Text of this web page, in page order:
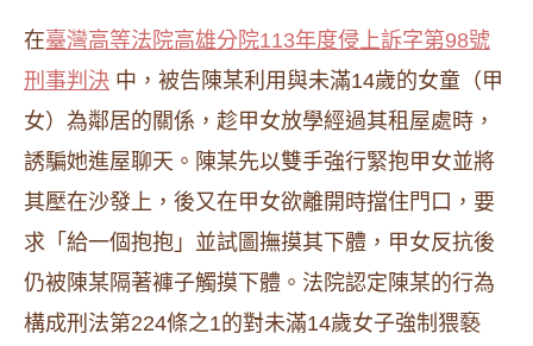
在臺灣高等法院高雄分院113年度侵上訴字第98號
刑事判決 中，被告陳某利用與未滿14歲的女童（甲
女）為鄰居的關係，趁甲女放學經過其租屋處時，
誘騙她進屋聊天。陳某先以雙手強行緊抱甲女並將
其壓在沙發上，後又在甲女欲離開時擋住門口，要
求「給一個抱抱」並試圖撫摸其下體，甲女反抗後
仍被陳某隔著褲子觸摸下體。法院認定陳某的行為
構成刑法第224條之1的對未滿14歲女子強制猥褻